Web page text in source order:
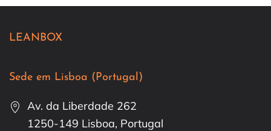
LEANBOX
Sede em Lisboa (Portugal)
Av. da Liberdade 262
1250-149 Lisboa, Portugal